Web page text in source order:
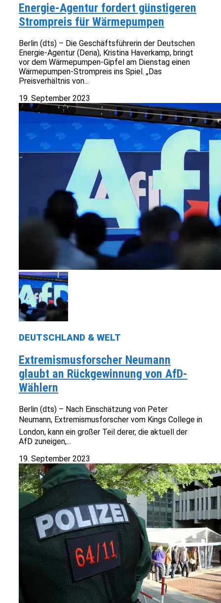
Energie-Agentur fordert günstigeren
Strompreis für Wärmepumpen
Berlin (dts) – Die Geschäftsführerin der Deutschen
Energie-Agentur (Dena), Kristina Haverkamp, bringt
vor dem Wärmepumpen-Gipfel am Dienstag einen
Wärmepumpen-Strompreis ins Spiel. „Das
Preisverhältnis von...
19. September 2023
DEUTSCHLAND & WELT
Extremismusforscher Neumann
glaubt an Rückgewinnung von AfD-
Wählern
Berlin (dts) – Nach Einschätzung von Peter
Neumann, Extremismusforscher vom Kings College in
London, kann ein großer Teil derer, die aktuell der
AfD zuneigen,...
19. September 2023